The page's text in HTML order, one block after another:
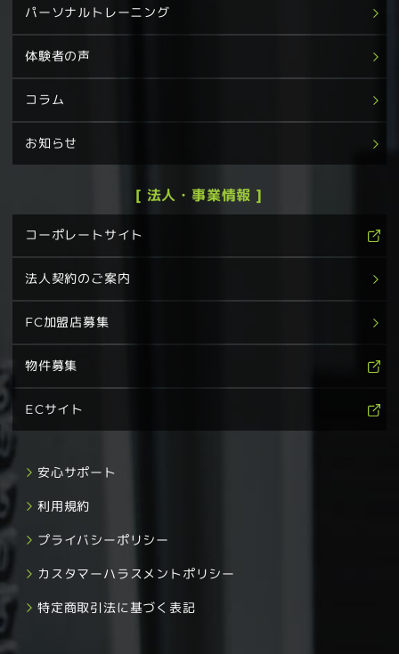
パーソナルトレーニング
体験者の声
コラム
お知らせ
[ 法人・事業情報 ]
コーポレートサイト
法人契約のご案内
FC加盟店募集
物件募集
ECサイト
安心サポート
利用規約
プライバシーポリシー
カスタマーハラスメントポリシー
特定商取引法に基づく表記